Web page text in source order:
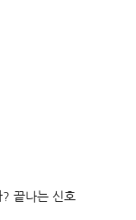
끝나는 신호